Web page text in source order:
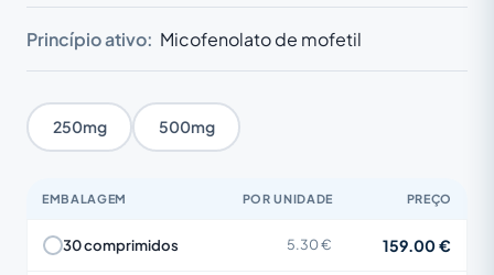
Princípio ativo: Micofenolato de mofetil
250mg 500mg
EMBALAGEM POR UNIDADE PREÇO
30 comprimidos 5.30 € 159.00 €